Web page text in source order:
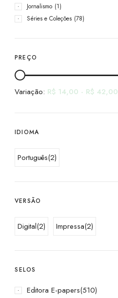
Jornalismo (1)
Séries e Coleções (78)
PREÇO
Variação: R$ 14,00 - R$ 42,00
IDIOMA
Português(2)
VERSÃO
Digital(2) Impressa(2)
SELOS
Editora E-papers(510)